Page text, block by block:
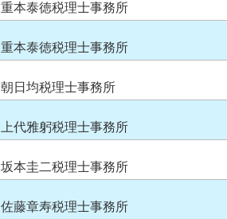
重本泰徳税理士事務所
重本泰徳税理士事務所
朝日均税理士事務所
上代雅躬税理士事務所
坂本圭二税理士事務所
佐藤章寿税理士事務所